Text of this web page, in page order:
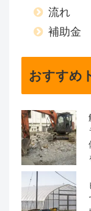
流れ
補助金
おすすめ